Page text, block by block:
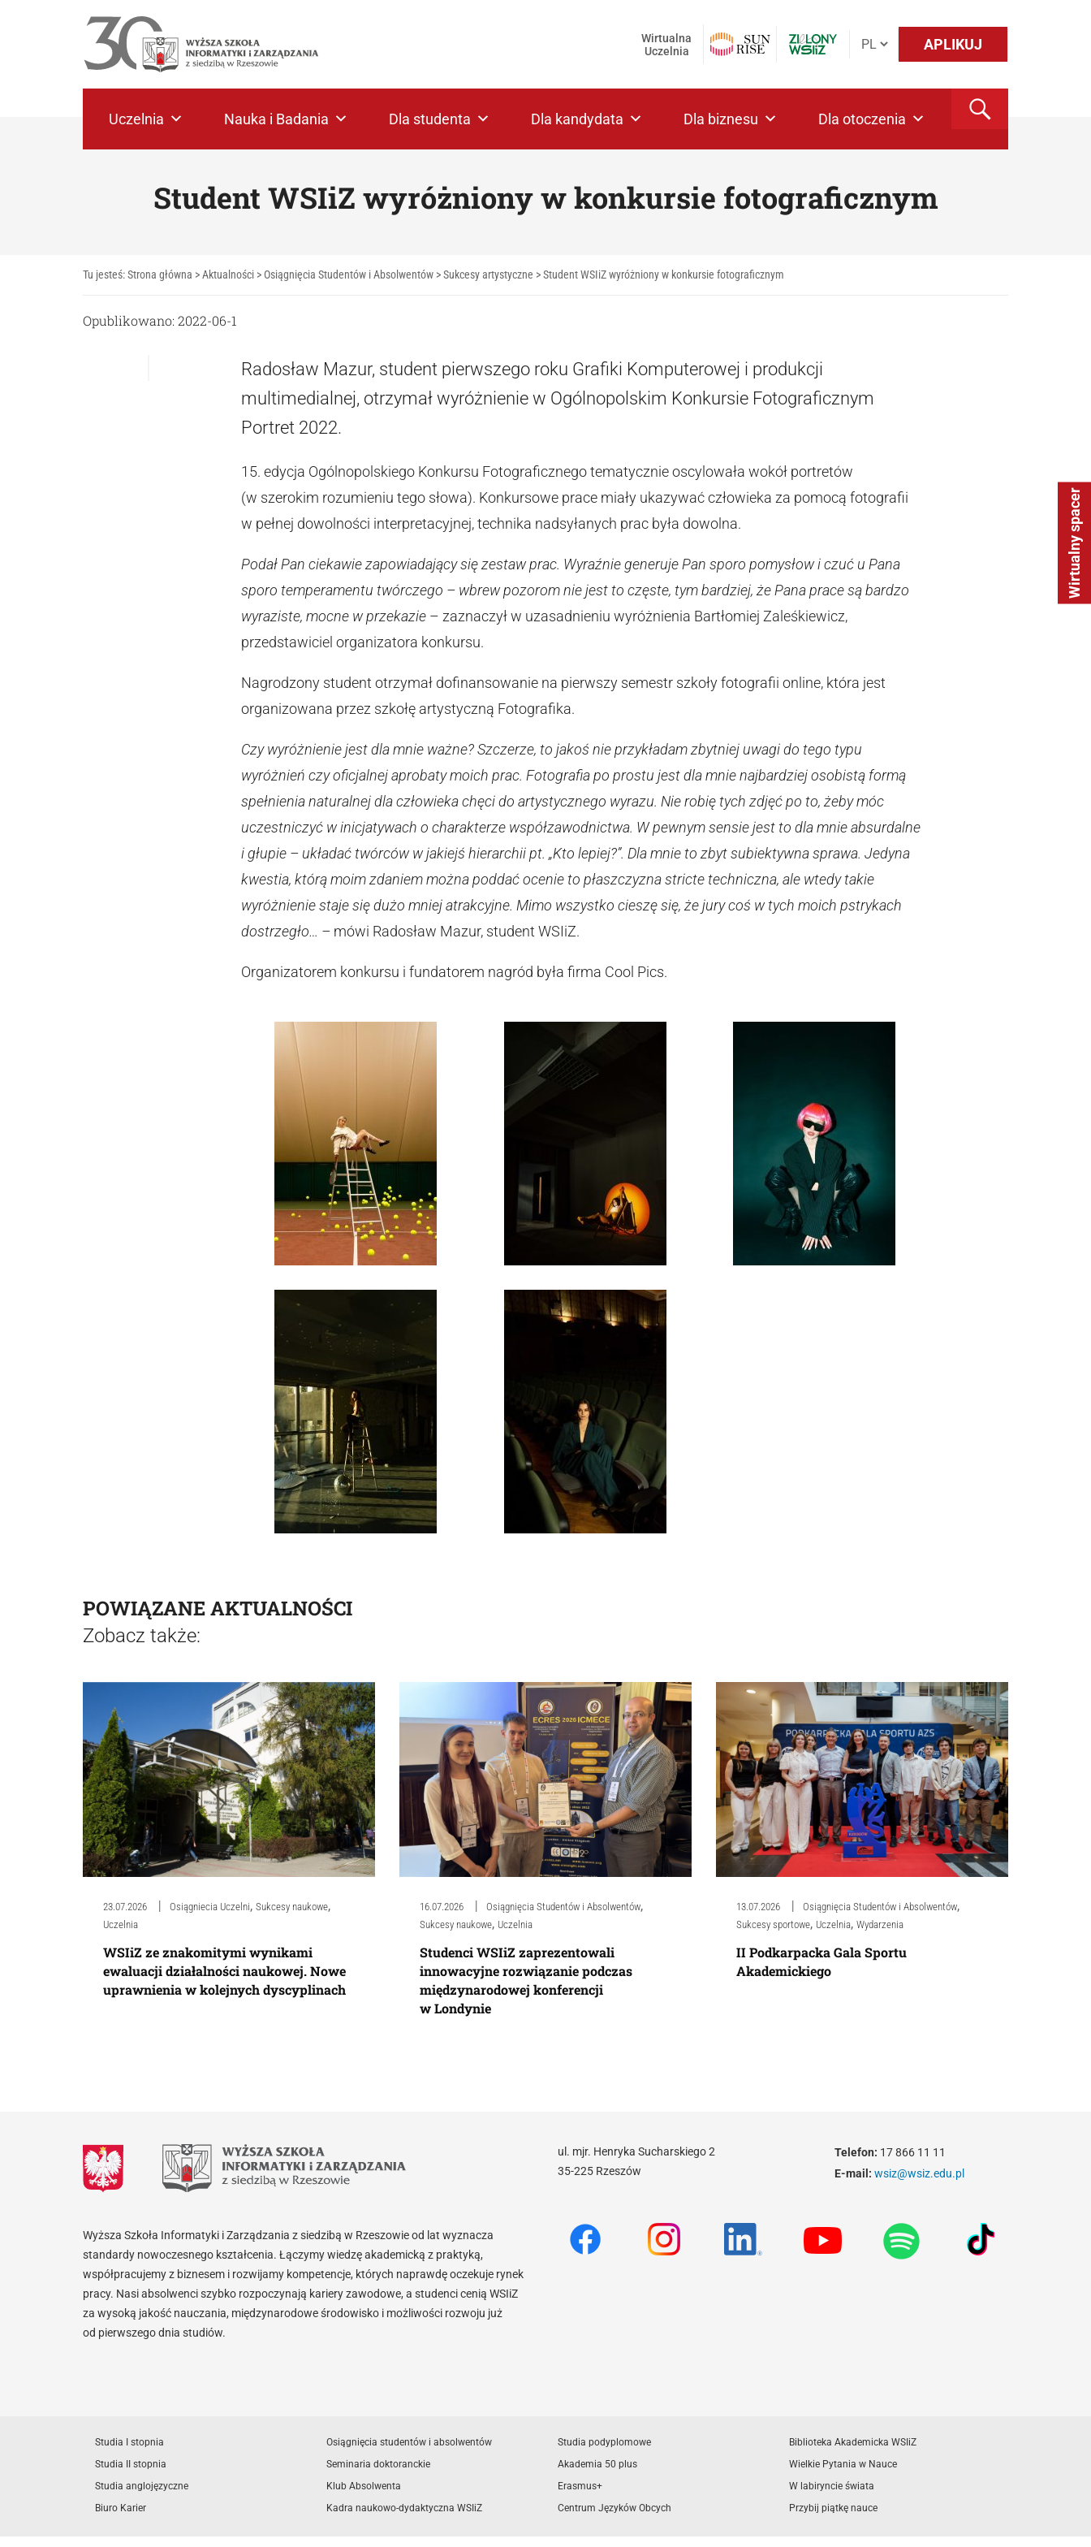
Wirtualny spacer
APLIKUJ
Wirtualna
Uczelnia
Uczelnia Nauka i Badania Dla studenta Dla kandydata Dla biznesu Dla otoczenia
Student WSIiZ wyróżniony w konkursie fotograficznym
Tu jesteś:Strona główna >Aktualności > Osiągnięcia Studentów i Absolwentów >Sukcesy artystyczne >Student WSIiZ wyróżniony w konkursie fotograficznym
Opublikowano: 2022-06-1
Radosław Mazur, student pierwszego roku Grafiki Komputerowej i produkcji
multimedialnej, otrzymał wyróżnienie w Ogólnopolskim Konkursie Fotograficznym
Portret 2022.
15. edycja Ogólnopolskiego Konkursu Fotograficznego tematycznie oscylowała wokół portretów
(w szerokim rozumieniu tego słowa). Konkursowe prace miały ukazywać człowieka za pomocą fotografii
w pełnej dowolności interpretacyjnej, technika nadsyłanych prac była dowolna.
Podał Pan ciekawie zapowiadający się zestaw prac. Wyraźnie generuje Pan sporo pomysłow i czuć u Pana
sporo temperamentu twórczego – wbrew pozorom nie jest to częste, tym bardziej, że Pana prace są bardzo
wyraziste, mocne w przekazie– zaznaczył w uzasadnieniu wyróżnienia Bartłomiej Zaleśkiewicz,
przedstawiciel organizatora konkursu.
Nagrodzony student otrzymał dofinansowanie na pierwszy semestr szkoły fotografii online, która jest
organizowana przez szkołę artystyczną Fotografika.
Czy wyróżnienie jest dla mnie ważne? Szczerze, to jakoś nie przykładam zbytniej uwagi do tego typu
wyróżnień czy oficjalnej aprobaty moich prac. Fotografia po prostu jest dla mnie najbardziej osobistą formą
spełnienia naturalnej dla człowieka chęci do artystycznego wyrazu. Nie robię tych zdjęć po to, żeby móc
uczestniczyć w inicjatywach o charakterze współzawodnictwa. W pewnym sensie jest to dla mnie absurdalne
i głupie – układać twórców w jakiejś hierarchii pt. „Kto lepiej?”. Dla mnie to zbyt subiektywna sprawa. Jedyna
kwestia, którą moim zdaniem można poddać ocenie to płaszczyzna stricte techniczna, ale wtedy takie
wyróżnienie staje się dużo mniej atrakcyjne. Mimo wszystko cieszę się, że jury coś w tych moich pstrykach
dostrzegło… – mówi Radosław Mazur, student WSIiZ.
Organizatorem konkursu i fundatorem nagród była firma Cool Pics.
POWIĄZANE AKTUALNOŚCI
Zobacz także:
23.07.2026 Osiągniecia Uczelni, Sukcesy naukowe,
Uczelnia
WSIiZ ze znakomitymi wynikami
ewaluacji działalności naukowej. Nowe
uprawnienia w kolejnych dyscyplinach
16.07.2026 Osiągnięcia Studentów i Absolwentów,
Sukcesy naukowe, Uczelnia
Studenci WSIiZ zaprezentowali
innowacyjne rozwiązanie podczas
międzynarodowej konferencji
w Londynie
13.07.2026 Osiągnięcia Studentów i Absolwentów,
Sukcesy sportowe, Uczelnia, Wydarzenia
II Podkarpacka Gala Sportu
Akademickiego
Wyższa Szkoła Informatyki i Zarządzania z siedzibą w Rzeszowie od lat wyznacza
standardy nowoczesnego kształcenia. Łączymy wiedzę akademicką z praktyką,
współpracujemy z biznesem i rozwijamy kompetencje, których naprawdę oczekuje rynek
pracy. Nasi absolwenci szybko rozpoczynają kariery zawodowe, a studenci cenią WSIiZ
za wysoką jakość nauczania, międzynarodowe środowisko i możliwości rozwoju już
od pierwszego dnia studiów.
ul. mjr. Henryka Sucharskiego 2
35-225 Rzeszów
Telefon: 17 866 11 11
E-mail: wsiz@wsiz.edu.pl
Studia I stopnia
Studia II stopnia
Studia anglojęzyczne
Biuro Karier
Osiągnięcia studentów i absolwentów
Seminaria doktoranckie
Klub Absolwenta
Kadra naukowo-dydaktyczna WSIiZ
Studia podyplomowe
Akademia 50 plus
Erasmus+
Centrum Języków Obcych
Biblioteka Akademicka WSIiZ
Wielkie Pytania w Nauce
W labiryncie świata
Przybij piątkę nauce